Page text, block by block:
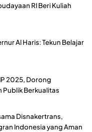
RI Beri Kuliah
Al Haris: Tekun Belajar
2025, Dorong
Publik Berkualitas
Disnakertrans,
Indonesia yang Aman